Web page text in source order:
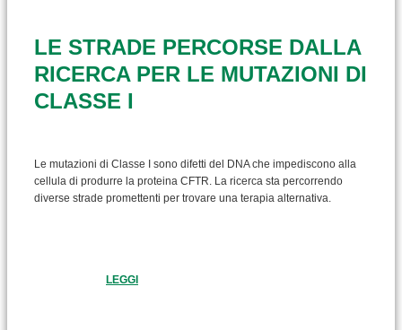
LE STRADE PERCORSE DALLA
RICERCA PER LE MUTAZIONI DI
CLASSE I
Le mutazioni di Classe I sono difetti del DNA che impediscono alla
cellula di produrre la proteina CFTR. La ricerca sta percorrendo
diverse strade promettenti per trovare una terapia alternativa.
LEGGI